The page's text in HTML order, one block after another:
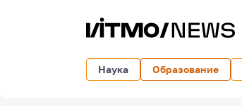
Наука Образование